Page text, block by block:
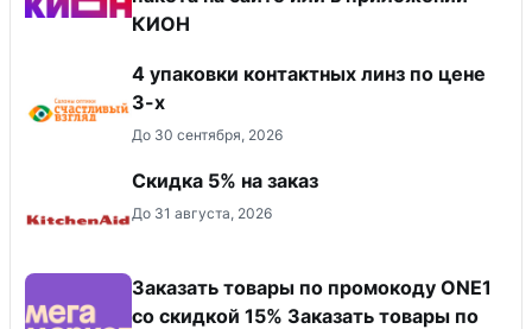
КИОН
4 упаковки контактных линз по цене
3-х
До 30 сентября, 2026
Скидка 5% на заказ
До 31 августа, 2026
Заказать товары по промокоду ONE1
со скидкой 15% Заказать товары по